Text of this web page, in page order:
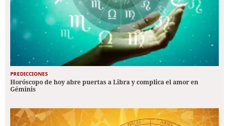
PREDICCIONES
Horóscopo de hoy abre puertas a Libra y complica el amor en
Géminis